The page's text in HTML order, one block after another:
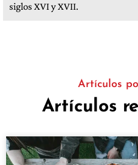
siglos XVI y XVII.
Artículos
Artículos